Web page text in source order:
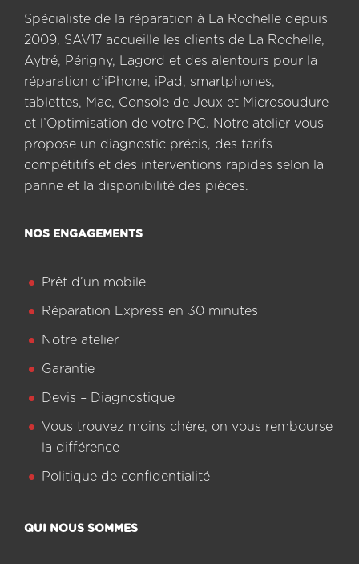
Spécialiste de la réparation à La Rochelle depuis
2009, SAV17 accueille les clients de La Rochelle,
Aytré, Périgny, Lagord et des alentours pour la
réparation d’iPhone, iPad, smartphones,
tablettes, Mac, Console de Jeux et Microsoudure
et l’Optimisation de votre PC. Notre atelier vous
propose un diagnostic précis, des tarifs
compétitifs et des interventions rapides selon la
panne et la disponibilité des pièces.
NOS ENGAGEMENTS
Prêt d’un mobile
Réparation Express en 30 minutes
Notre atelier
Garantie
Devis – Diagnostique
Vous trouvez moins chère, on vous rembourse
la différence
Politique de confidentialité
QUI NOUS SOMMES